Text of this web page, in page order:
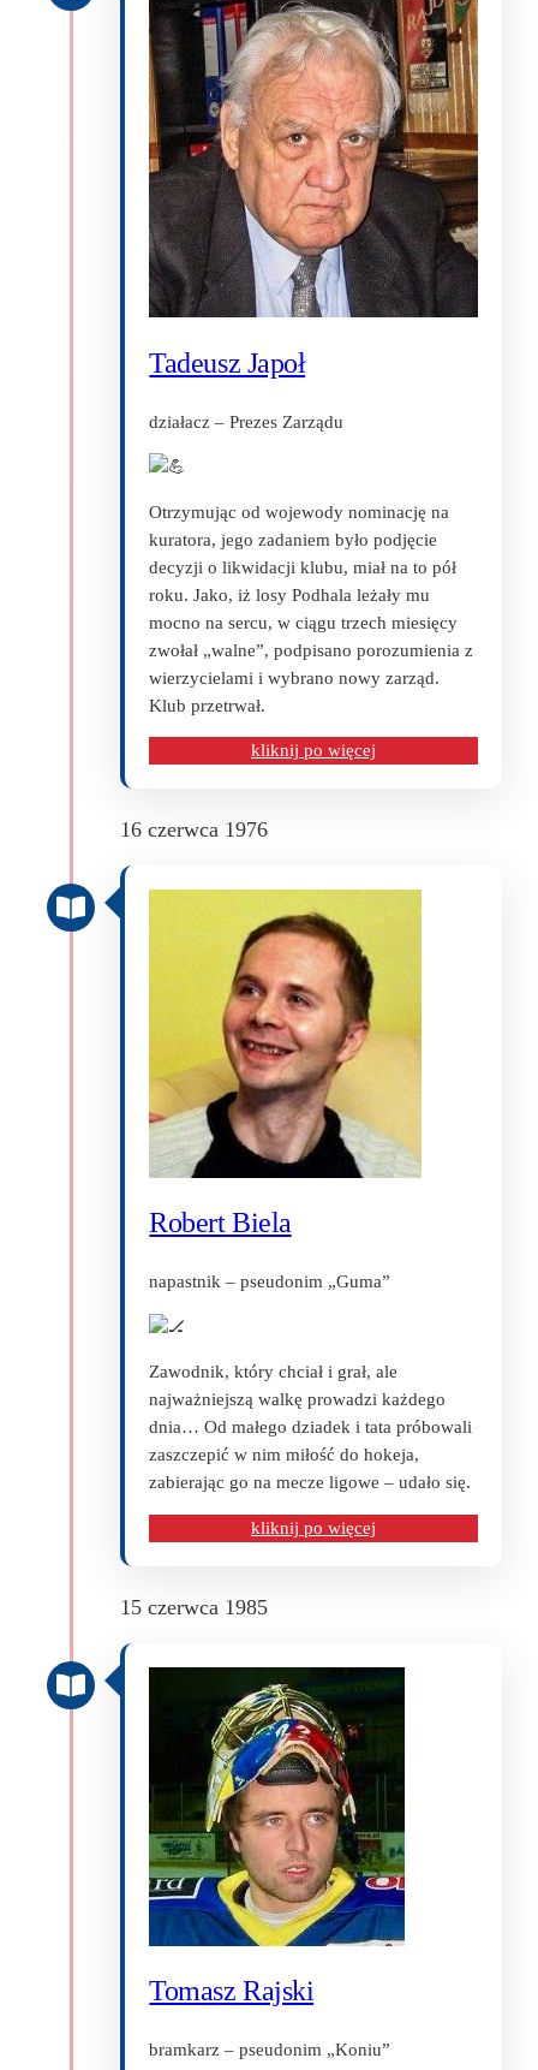
Tadeusz Japoł
działacz – Prezes Zarządu
Otrzymując od wojewody nominację na
kuratora, jego zadaniem było podjęcie
decyzji o likwidacji klubu, miał na to pół
roku. Jako, iż losy Podhala leżały mu
mocno na sercu, w ciągu trzech miesięcy
zwołał „walne”, podpisano porozumienia z
wierzycielami i wybrano nowy zarząd.
Klub przetrwał.
kliknij po więcej
16 czerwca 1976
Robert Biela
napastnik – pseudonim „Guma”
Zawodnik, który chciał i grał, ale
najważniejszą walkę prowadzi każdego
dnia… Od małego dziadek i tata próbowali
zaszczepić w nim miłość do hokeja,
zabierając go na mecze ligowe – udało się.
kliknij po więcej
15 czerwca 1985
Tomasz Rajski
bramkarz – pseudonim „Koniu”